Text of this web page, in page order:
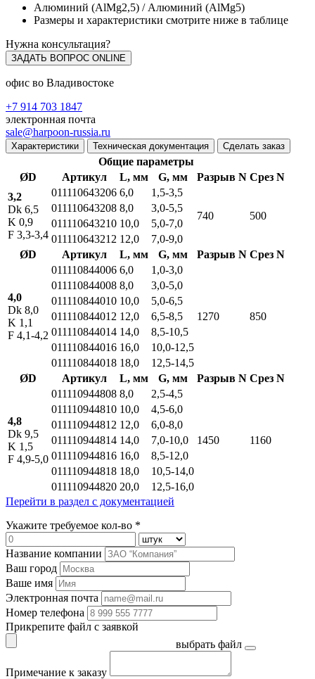
Алюминий (AlMg2,5) / Алюминий (AlMg5)
Размеры и характеристики смотрите ниже в таблице
Нужна консультация?
ЗАДАТЬ ВОПРОС ONLINE
офис во Владивостоке
+7 914 703 1847
электронная почта
sale@harpoon-russia.ru
Характеристики Техническая документация Сделать заказ
Общие параметры
ØD
Артикул L, мм G, мм Разрыв N Срез N
3,2
Dk 6,5
K 0,9
F 3,3-3,4
011110643206 6,0
1,5-3,5
740
500
011110643208 8,0
3,0-5,5
011110643210 10,0
5,0-7,0
011110643212 12,0
7,0-9,0
ØD
Артикул L, мм G, мм Разрыв N Срез N
4,0
Dk 8,0
K 1,1
F 4,1-4,2
011110844006 6,0 1,0-3,0
1270 850
011110844008 8,0
3,0-5,0
011110844010 10,0
5,0-6,5
011110844012 12,0
6,5-8,5
011110844014 14,0
8,5-10,5
011110844016 16,0
10,0-12,5
011110844018 18,0
12,5-14,5
ØD
Артикул L, мм G, мм Разрыв N Срез N
4,8
Dk 9,5
K 1,5
F 4,9-5,0
011110944808 8,0 2,5-4,5
1450 1160
011110944810 10,0
4,5-6,0
011110944812 12,0
6,0-8,0
011110944814 14,0
7,0-10,0
011110944816 16,0
8,5-12,0
011110944818 18,0
10,5-14,0
011110944820 20,0
12,5-16,0
Перейти в раздел с документацией
Укажите требуемое кол-во *
Название компании
Ваш город
Ваше имя
Электронная почта
Номер телефона
Прикрепите файл с заявкой
выбрать файл
Примечание к заказу